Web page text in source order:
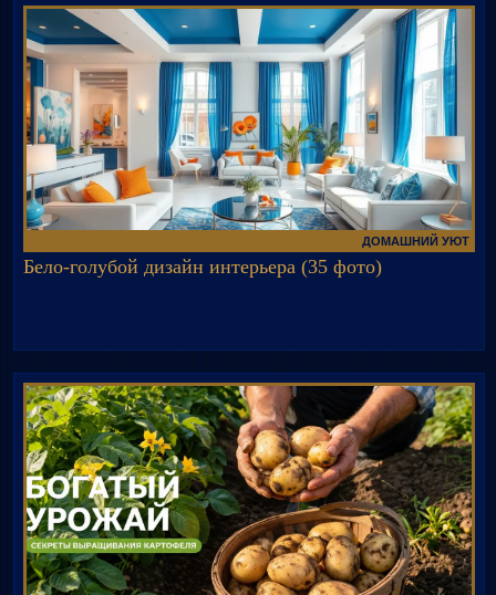
ДОМАШНИЙ УЮТ
Бело-голубой дизайн интерьера (35 фото)